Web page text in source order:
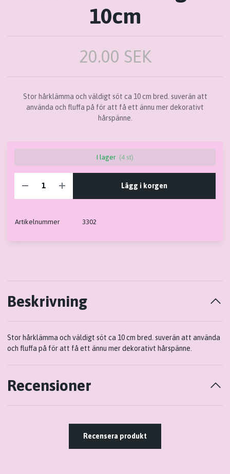
10cm
20.00 SEK
Stor hårklämma och väldigt söt ca 10 cm bred. suverän att
använda och fluffa på för att få ett ännu mer dekorativt
hårspänne.
I lager (4 st)
Lägg i korgen
Artikelnummer 3302
Beskrivning
Stor hårklämma och väldigt söt ca 10 cm bred. suverän att använda
och fluffa på för att få ett ännu mer dekorativt hårspänne.
Recensioner
Recensera produkt